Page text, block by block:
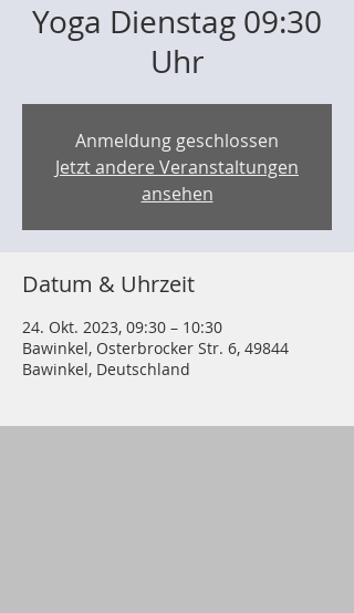
Yoga Dienstag 09:30
Uhr
Anmeldung geschlossen
Jetzt andere Veranstaltungen
ansehen
Datum & Uhrzeit
24. Okt. 2023, 09:30 – 10:30
Bawinkel, Osterbrocker Str. 6, 49844
Bawinkel, Deutschland